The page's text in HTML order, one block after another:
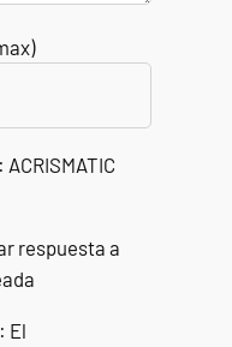
respuesta a
El